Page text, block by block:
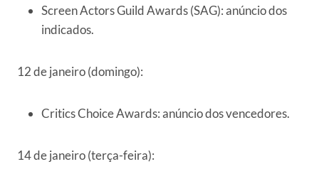
Screen Actors Guild Awards (SAG): anúncio dos
indicados.
12 de janeiro (domingo):
Critics Choice Awards: anúncio dos vencedores.
14 de janeiro (terça-feira):